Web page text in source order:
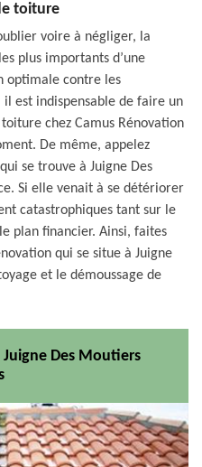
toiture
voire à négliger, la
plus importants d’une
optimale contre les
est indispensable de faire un
chez Camus Rénovation
De même, appelez
se trouve à Juigne Des
Si elle venait à se détériorer
catastrophiques tant sur le
plan financier. Ainsi, faites
qui se situe à Juigne
et le démoussage de
Des Moutiers